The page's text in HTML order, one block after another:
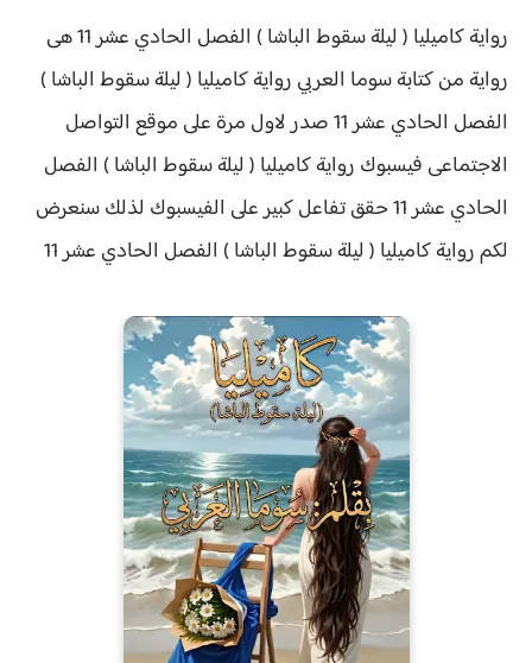
رواية كاميليا ( ليلة سقوط الباشا ) الفصل الحادي عشر 11 هى
رواية من كتابة سوما العربي روايةكاميليا ( ليلة سقوط الباشا )
الفصل الحادي عشر 11 صدر لاول مرة على موقع التواصل
الاجتماعى فيسبوك رواية كاميليا ( ليلة سقوط الباشا ) الفصل
الحادي عشر 11 حقق
تفاعل كبير على الفيسبوك لذلك سنعرض
لكمروايةكاميليا ( ليلة سقوط الباشا ) الفصل الحادي عشر 11